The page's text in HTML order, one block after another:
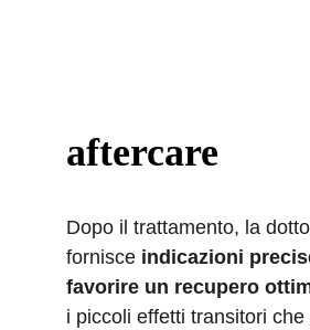
aftercare
Dopo il trattamento, la
fornisce indicazioni
favorire un recupero
i piccoli effetti transitori